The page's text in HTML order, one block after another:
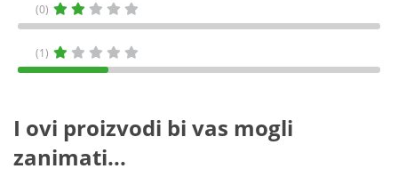
(0)
(1)
I ovi proizvodi bi vas mogli
zanimati...